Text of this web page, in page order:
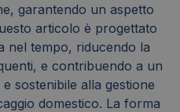
garantendo un aspetto
articolo è progettato
nel tempo, riducendo la
e contribuendo a un
sostenibile alla gestione
domestico. La forma